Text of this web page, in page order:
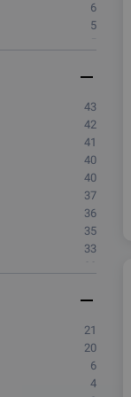
1
1
1
6
5
5
5
5
5
5
5
5
5
5
5
5
5
5
5
5
43
42
41
40
40
37
36
35
33
32
30
30
28
24
17
21
20
6
4